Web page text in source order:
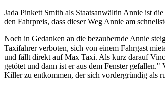
Jada Pinkett Smith als Staatsanwältin Annie ist
den Fahrpreis, dass dieser Weg Annie am
Noch in Gedanken an die bezaubernde Annie
Taxifahrer verboten, sich von einem Fahrgast
und fällt direkt auf Max Taxi. Als kurz darauf
getötet und dann ist er aus dem Fenster
Killer zu entkommen, der sich vordergründig als